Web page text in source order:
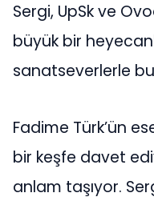
Sergi, UpSk ve
büyük bir
sanatseverlerle
Fadime Türk’ün
bir keşfe davet
anlam taşıyor.